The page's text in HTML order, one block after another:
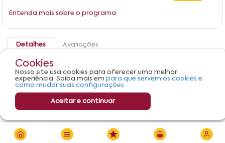
Entenda mais sobre o programa
Detalhes Avaliações
Produto não apresenta descrição.
Cookies
Nosso site usa cookies para oferecer uma melhor
experiência. Saiba mais em para que servem os cookies e
como mudar suas configurações.
Aceitar e continuar